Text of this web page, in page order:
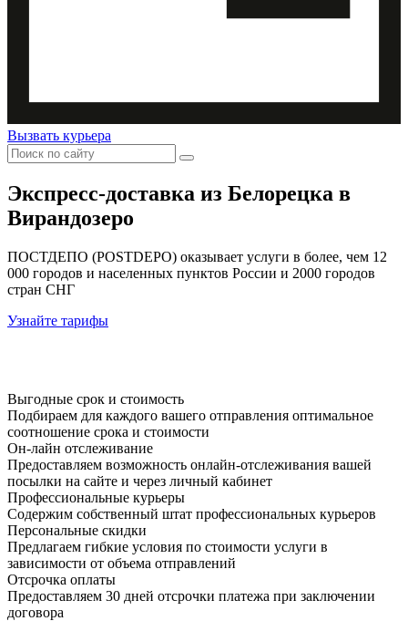
Вызвать курьера
Экспресс-доставка из Белорецка в
Вирандозеро
ПОСТДЕПО (POSTDEPO) оказывает услуги в более, чем 12
000 городов и населенных пунктов России и 2000 городов
стран СНГ
Узнайте тарифы
Выгодные срок и стоимость
Подбираем для каждого вашего отправления оптимальное
соотношение срока и стоимости
Он-лайн отслеживание
Предоставляем возможность онлайн-отслеживания вашей
посылки на сайте и через личный кабинет
Профессиональные курьеры
Содержим собственный штат профессиональных курьеров
Персональные скидки
Предлагаем гибкие условия по стоимости услуги в
зависимости от объема отправлений
Отсрочка оплаты
Предоставляем 30 дней отсрочки платежа при заключении
договора